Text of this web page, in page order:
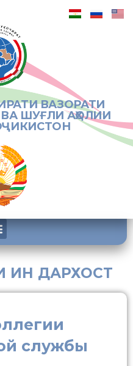
ВАЗОРАТИ
ВА ШУҒЛИ АҲОЛИИ
ИН ДАРХОСТ
службы